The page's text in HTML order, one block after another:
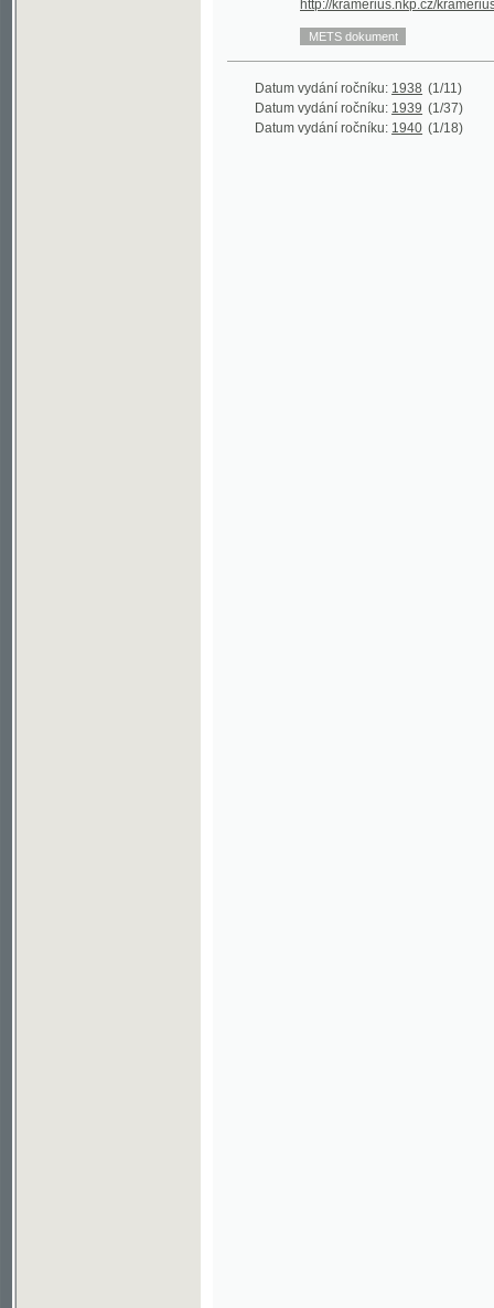
Datum vydání ročníku:1938 (1/11)
Datum vydání ročníku:1939 (1/37)
Datum vydání ročníku:1940 (1/18)